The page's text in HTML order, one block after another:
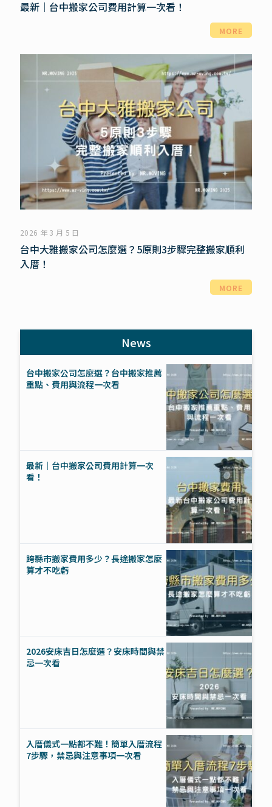
最新｜台中搬家公司費用計算一次看！
MORE
2026 年 3 月 5 日
台中大雅搬家公司怎麼選？5原則3步驟完整搬家順利
入厝！
MORE
News
台中搬家公司怎麼選？台中搬家推薦
重點、費用與流程一次看
最新｜台中搬家公司費用計算一次
看！
跨縣市搬家費用多少？長途搬家怎麼
算才不吃虧
2026安床吉日怎麼選？安床時間與禁
忌一次看
入厝儀式一點都不難！簡單入厝流程
7步驟，禁忌與注意事項一次看